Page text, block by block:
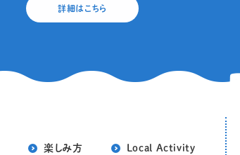
詳細はこちら
楽しみ方 Local Activity